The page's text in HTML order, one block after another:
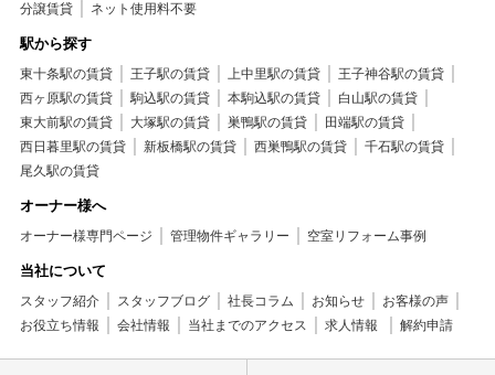
分譲賃貸
ネット使用料不要
駅から探す
東十条駅の賃貸 王子駅の賃貸 上中里駅の賃貸
王子神谷駅の賃貸
西ヶ原駅の賃貸
駒込駅の賃貸 本駒込駅の賃貸
白山駅の賃貸
東大前駅の賃貸
大塚駅の賃貸 巣鴨駅の賃貸
田端駅の賃貸
西日暮里駅の賃貸
新板橋駅の賃貸 西巣鴨駅の賃貸
千石駅の賃貸
尾久駅の賃貸
オーナー様へ
オーナー様専門ページ 管理物件ギャラリー 空室リフォーム事例
当社について
スタッフ紹介 スタッフブログ 社長コラム お知らせ
お客様の声
お役立ち情報
会社情報 当社までのアクセス 求人情報 解約申請